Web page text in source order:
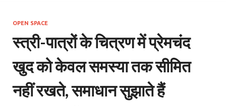
OPEN SPACE
स्त्री-पात्रों के चित्रण में प्रेमचंद
खुद को केवल समस्या तक सीमित
नहीं रखते, समाधान सुझाते हैं